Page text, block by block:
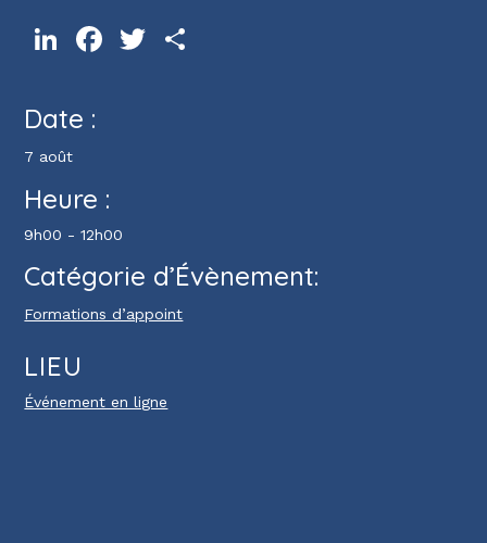
LinkedInFacebookTwitter
Date :
7 août
Heure :
9h00 - 12h00
Catégorie d’Évènement:
Formations d’appoint
LIEU
Événement en ligne